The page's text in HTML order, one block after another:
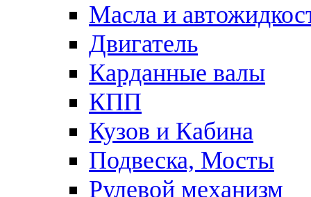
Масла и
Двигатель
Карданные валы
КПП
Кузов и Кабина
Подвеска, Мосты
Рулевой механизм